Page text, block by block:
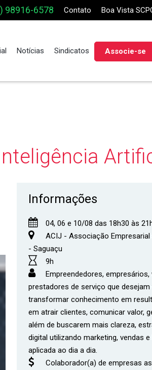
98916-6578 Contato Boa Vista
Notícias Sindicatos Associe-se
Informações
04, 06 e 10/08 das 18h30 às
ACIJ - Associação Empresarial
- Saguaçu
9h
Empreendedores,
prestadores de serviço que
transformar conhecimento em
em atrair clientes, comunicar valor,
além de buscarem mais clareza,
digital utilizando marketing, vendas
aplicada ao dia a dia.
Colaborador(a) de empresas